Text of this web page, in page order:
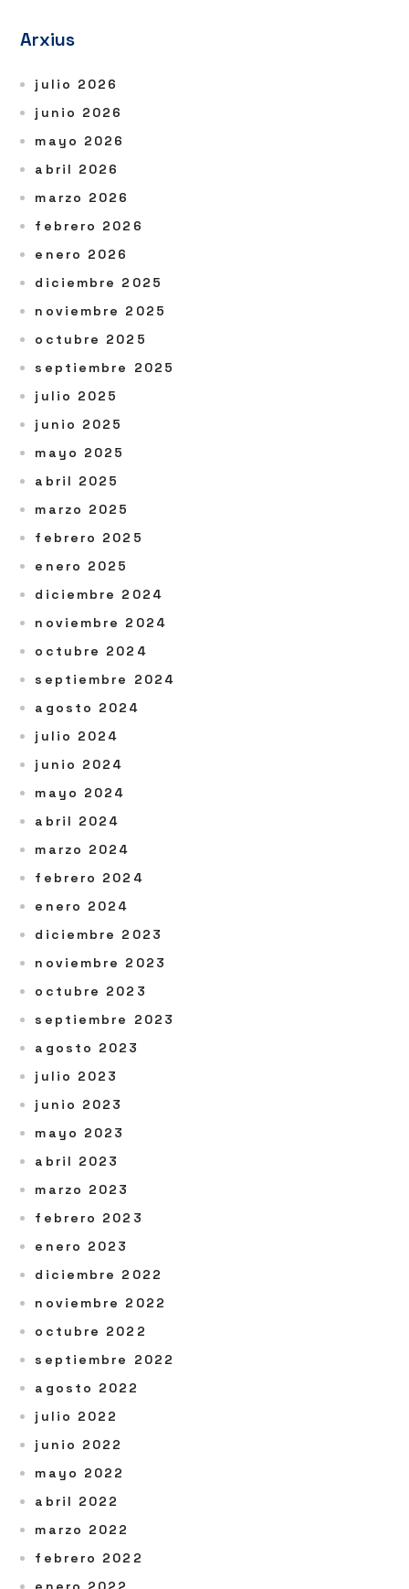
Arxius
julio 2026
junio 2026
mayo 2026
abril 2026
marzo 2026
febrero 2026
enero 2026
diciembre 2025
noviembre 2025
octubre 2025
septiembre 2025
julio 2025
junio 2025
mayo 2025
abril 2025
marzo 2025
febrero 2025
enero 2025
diciembre 2024
noviembre 2024
octubre 2024
septiembre 2024
agosto 2024
julio 2024
junio 2024
mayo 2024
abril 2024
marzo 2024
febrero 2024
enero 2024
diciembre 2023
noviembre 2023
octubre 2023
septiembre 2023
agosto 2023
julio 2023
junio 2023
mayo 2023
abril 2023
marzo 2023
febrero 2023
enero 2023
diciembre 2022
noviembre 2022
octubre 2022
septiembre 2022
agosto 2022
julio 2022
junio 2022
mayo 2022
abril 2022
marzo 2022
febrero 2022